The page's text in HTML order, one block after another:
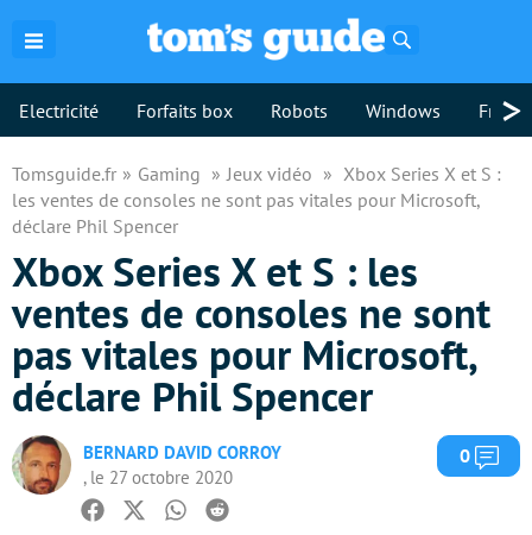
Electricité Forfaits box Robots Windows >
Tomsguide.fr Gaming Jeux vidéo
Xbox Series X et S :
les ventes de consoles ne sont pas vitales pour Microsoft,
déclare Phil Spencer
Xbox Series X et S : les
ventes de consoles ne sont
pas vitales pour Microsoft,
déclare Phil Spencer
BERNARD DAVID CORROY
, le 27 octobre 2020
0
Facebook
TwitterWhatsapp
Reddit